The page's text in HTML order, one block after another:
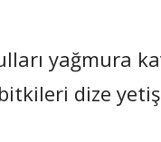
yağmura
dize